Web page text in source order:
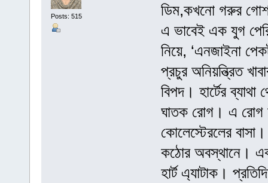
Posts: 515
ডিম,কখনো গরুর
এ ভাবেই এক যুগ
নিয়ে, ‘এনজাইনা
প্রচুর অনিয়ন্ত্রিত
বিপদ। হার্টের
ঘাতক রোগ। এ রোগ
কোলেস্টেরলের
কঠোর অবস্থানে।
হার্ট এ্যাটাক।